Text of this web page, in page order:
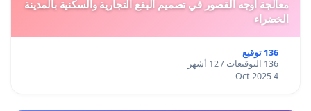
معالجة أوجه القصور في تصميم البقع التجارية والسكنية بالمدينة
الخضراء
136 توقيع
136 التوقيعات / 12 أشهر
4 Oct 2025